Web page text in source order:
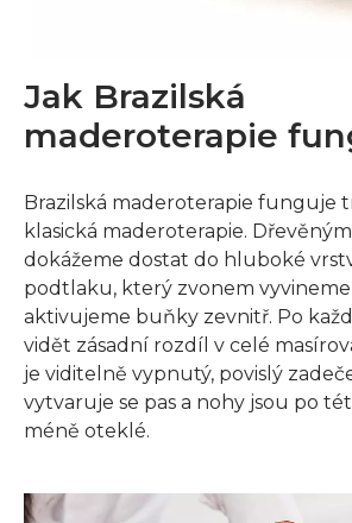
Jak Brazilská
maderoterapie
Brazilská maderoterapie funguje
klasická maderoterapie.
dokážeme dostat do hluboké
podtlaku, který zvonem
aktivujeme buňky zevnitř. Po
vidět zásadní rozdíl v celé
je viditelně vypnutý, povislý
vytvaruje se pas a nohy jsou po
méně oteklé.